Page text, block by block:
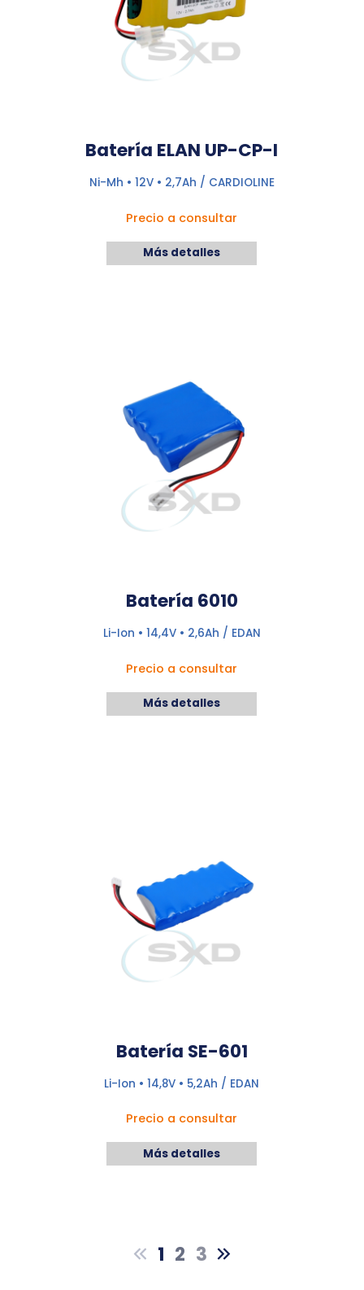
Batería ELAN UP-CP-I
Ni-Mh • 12V • 2,7Ah / CARDIOLINE
Precio a consultar
Más detalles
Batería 6010
Li-Ion • 14,4V • 2,6Ah / EDAN
Precio a consultar
Más detalles
Batería SE-601
Li-Ion • 14,8V • 5,2Ah / EDAN
Precio a consultar
Más detalles
1 2 3